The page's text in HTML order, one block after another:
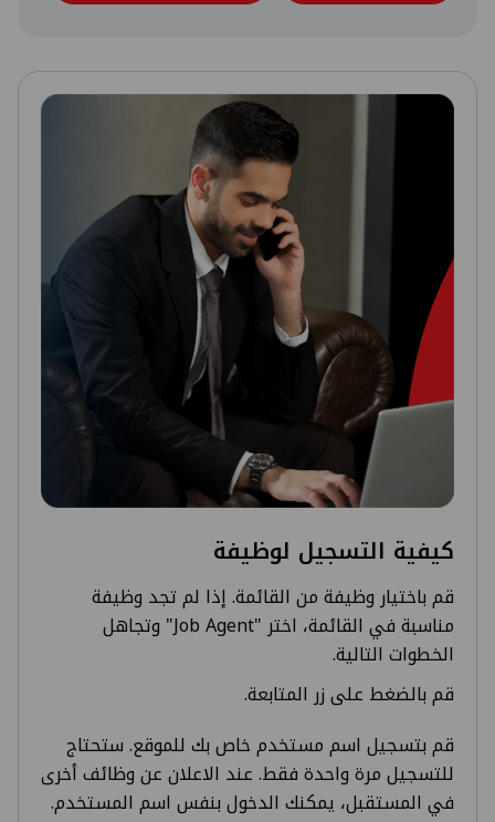
كيفية التسجيل لوظيفة
قم باختيار وظيفة من القائمة. إذا لم تجد وظيفة
مناسبة في القائمة، اختر "Job Agent" وتجاهل
الخطوات التالية.
قم بالضغط على زر المتابعة.
قم بتسجيل اسم مستخدم خاص بك للموقع. ستحتاج
للتسجيل مرة واحدة فقط. عند الاعلان عن وظائف أخرى
في المستقبل، يمكنك الدخول بنفس اسم المستخدم.